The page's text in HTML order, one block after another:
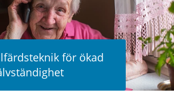
för ökad